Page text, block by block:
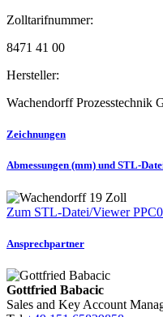
Zolltarifnummer:
8471 41 00
Hersteller:
Wachendorff Prozesstechnik
Zeichnungen
Abmessungen (mm) und STL-
Zum STL-Datei/Viewer
Ansprechpartner
Gottfried Babacic
Sales and Key Account